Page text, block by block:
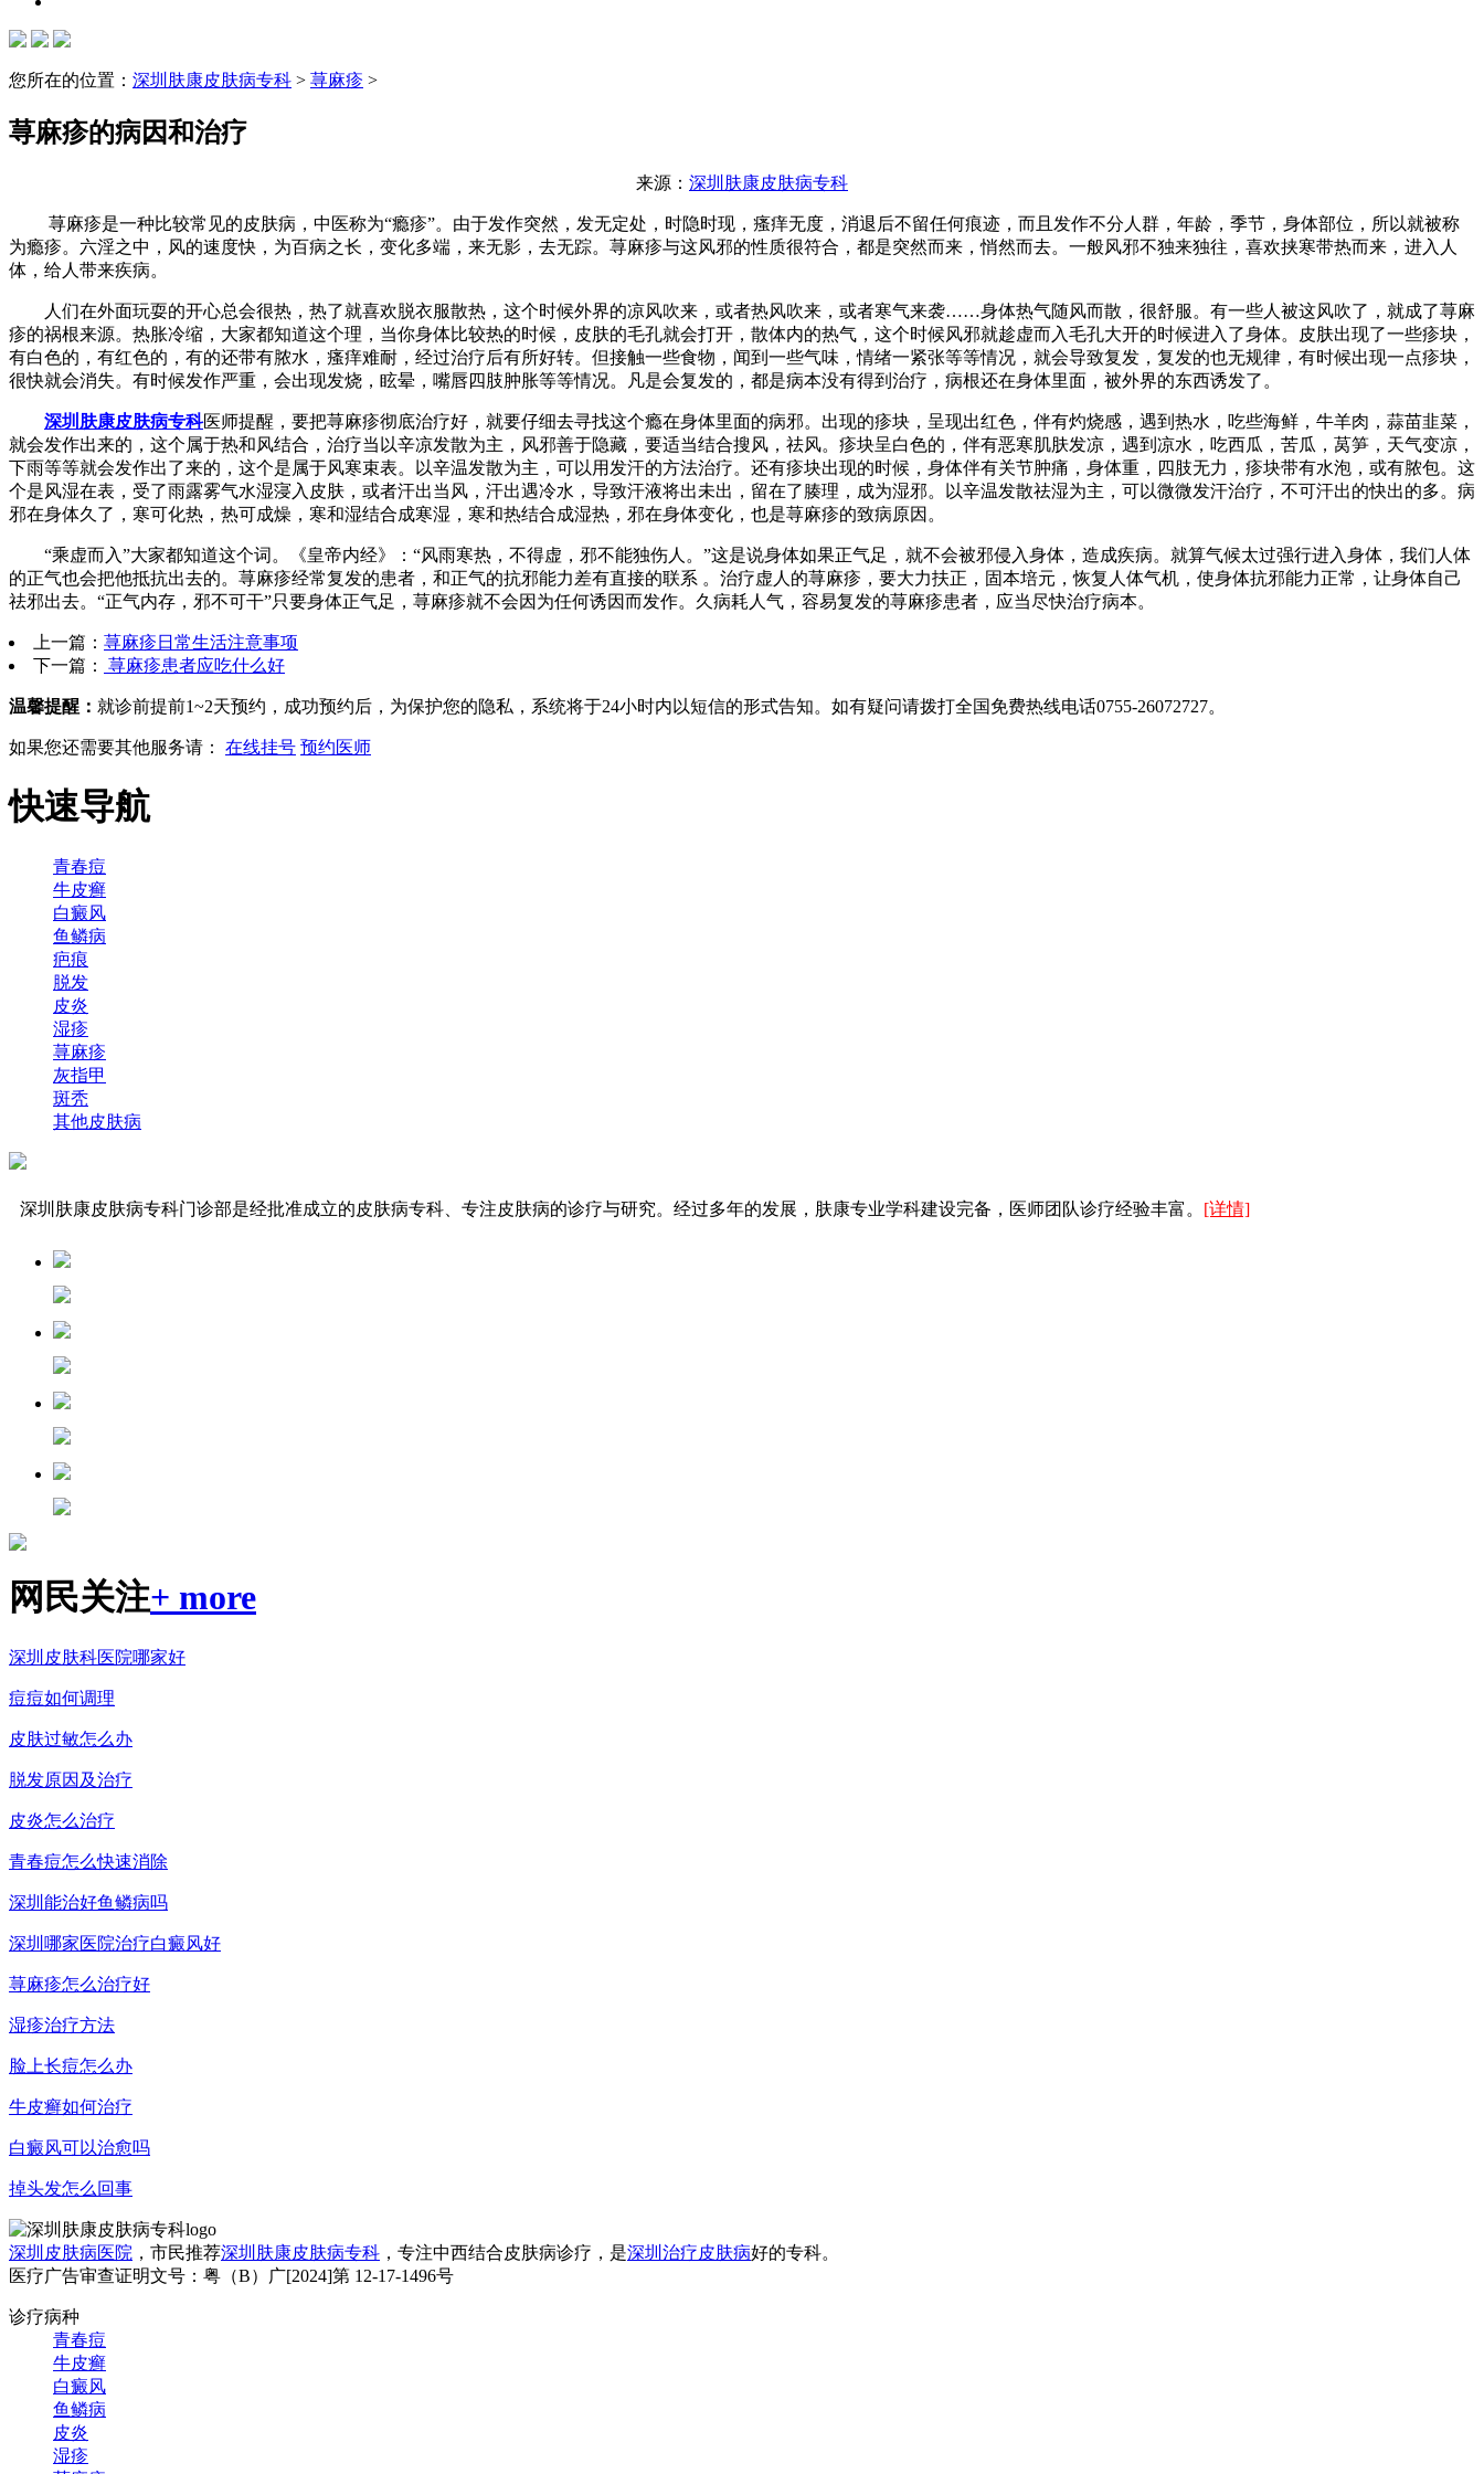
您所在的位置： 深圳肤康皮肤病专科 > 荨麻疹 >
荨麻疹的病因和治疗
来源： 深圳肤康皮肤病专科
荨麻疹是一种比较常见的皮肤病，中医称为“瘾疹”。由于发作突然，发无定处，时隐时现，瘙痒无度，消退后不留任何痕迹，而且发作不分人群，年龄，季节，身体部位，所以就被称
为瘾疹。六淫之中，风的速度快，为百病之长，变化多端，来无影，去无踪。荨麻疹与这风邪的性质很符合，都是突然而来，悄然而去。一般风邪不独来独往，喜欢挟寒带热而来，进入人
体，给人带来疾病。
人们在外面玩耍的开心总会很热，热了就喜欢脱衣服散热，这个时候外界的凉风吹来，或者热风吹来，或者寒气来袭……身体热气随风而散，很舒服。有一些人被这风吹了，就成了荨麻
疹的祸根来源。热胀冷缩，大家都知道这个理，当你身体比较热的时候，皮肤的毛孔就会打开，散体内的热气，这个时候风邪就趁虚而入毛孔大开的时候进入了身体。皮肤出现了一些疹块，
有白色的，有红色的，有的还带有脓水，瘙痒难耐，经过治疗后有所好转。但接触一些食物，闻到一些气味，情绪一紧张等等情况，就会导致复发，复发的也无规律，有时候出现一点疹块，
很快就会消失。有时候发作严重，会出现发烧，眩晕，嘴唇四肢肿胀等等情况。凡是会复发的，都是病本没有得到治疗，病根还在身体里面，被外界的东西诱发了。
深圳肤康皮肤病专科医师提醒，要把荨麻疹彻底治疗好，就要仔细去寻找这个瘾在身体里面的病邪。出现的疹块，呈现出红色，伴有灼烧感，遇到热水，吃些海鲜，牛羊肉，蒜苗韭菜，
就会发作出来的，这个属于热和风结合，治疗当以辛凉发散为主，风邪善于隐藏，要适当结合搜风，祛风。疹块呈白色的，伴有恶寒肌肤发凉，遇到凉水，吃西瓜，苦瓜，莴笋，天气变凉，
下雨等等就会发作出了来的，这个是属于风寒束表。以辛温发散为主，可以用发汗的方法治疗。还有疹块出现的时候，身体伴有关节肿痛，身体重，四肢无力，疹块带有水泡，或有脓包。这
个是风湿在表，受了雨露雾气水湿寖入皮肤，或者汗出当风，汗出遇冷水，导致汗液将出未出，留在了腠理，成为湿邪。以辛温发散祛湿为主，可以微微发汗治疗，不可汗出的快出的多。病
邪在身体久了，寒可化热，热可成燥，寒和湿结合成寒湿，寒和热结合成湿热，邪在身体变化，也是荨麻疹的致病原因。
“乘虚而入”大家都知道这个词。《皇帝内经》：“风雨寒热，不得虚，邪不能独伤人。”这是说身体如果正气足，就不会被邪侵入身体，造成疾病。就算气候太过强行进入身体，我们人体
的正气也会把他抵抗出去的。荨麻疹经常复发的患者，和正气的抗邪能力差有直接的联系 。治疗虚人的荨麻疹，要大力扶正，固本培元，恢复人体气机，使身体抗邪能力正常，让身体自己
祛邪出去。“正气内存，邪不可干”只要身体正气足，荨麻疹就不会因为任何诱因而发作。久病耗人气，容易复发的荨麻疹患者，应当尽快治疗病本。
上一篇： 荨麻疹日常生活注意事项
下一篇：
荨麻疹患者应吃什么好
温馨提醒： 就诊前提前1~2天预约，成功预约后，为保护您的隐私，系统将于24小时内以短信的形式告知。如有疑问请拨打全国免费热线电话0755-26072727。
如果您还需要其他服务请： 在线挂号 预约医师
快速导航
青春痘
牛皮癣
白癜风
鱼鳞病
疤痕
脱发
皮炎
湿疹
荨麻疹
灰指甲
斑秃
其他皮肤病
深圳肤康皮肤病专科门诊部是经批准成立的皮肤病专科、专注皮肤病的诊疗与研究。经过多年的发展，肤康专业学科建设完备，医师团队诊疗经验丰富。 [详情]
网民关注+ more
深圳皮肤科医院哪家好
痘痘如何调理
皮肤过敏怎么办
脱发原因及治疗
皮炎怎么治疗
青春痘怎么快速消除
深圳能治好鱼鳞病吗
深圳哪家医院治疗白癜风好
荨麻疹怎么治疗好
湿疹治疗方法
脸上长痘怎么办
牛皮癣如何治疗
白癜风可以治愈吗
掉头发怎么回事
深圳皮肤病医院 ，市民推荐深圳肤康皮肤病专科 ，专注中西结合皮肤病诊疗，是深圳治疗皮肤病好的专科。
医疗广告审查证明文号：粤（B）广[2024]第 12-17-1496号
诊疗病种
青春痘
牛皮癣
白癜风
鱼鳞病
皮炎
湿疹